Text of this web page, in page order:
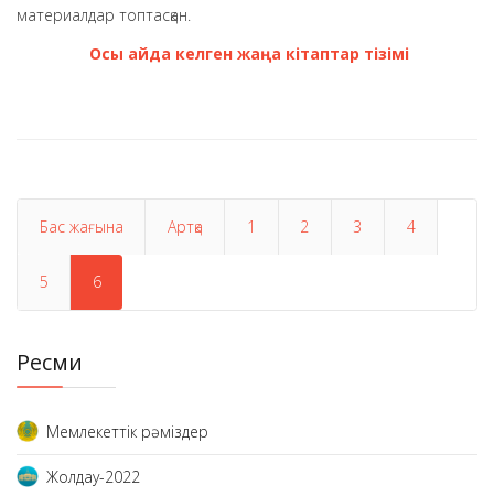
материалдар топтасқан.
Осы айда келген жаңа кітаптар тізімі
Бас жағына Артқа 1 2 3 4
5 6
Ресми
Мемлекеттік рәміздер
Жолдау-2022